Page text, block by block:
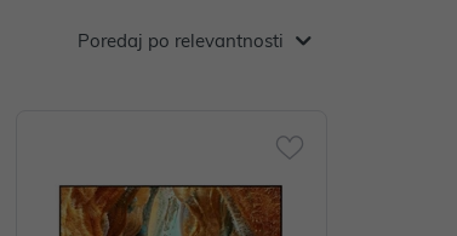
Poredaj po relevantnosti